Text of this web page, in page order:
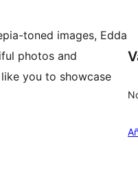
toned images, Edda
photos and
you to showcase